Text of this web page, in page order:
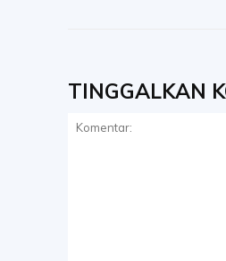
TINGGALKAN